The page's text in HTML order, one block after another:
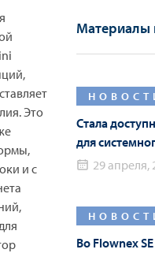
Это
и с
Материалы
Стала
для
сложных
29 апреля,
Во Flownex